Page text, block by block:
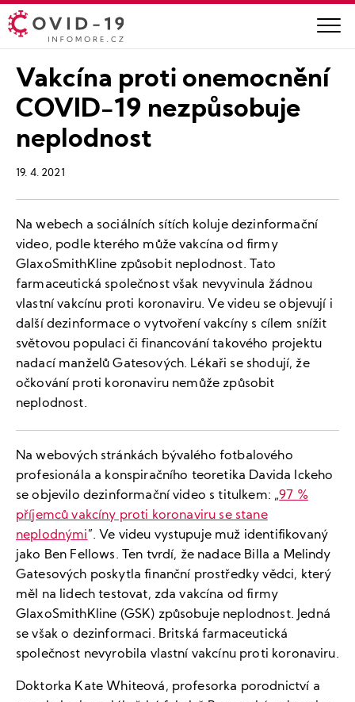
Vakcína proti onemocnění
COVID-19 nezpůsobuje
neplodnost
19. 4. 2021
Na webech a sociálních sítích koluje dezinformační
video, podle kterého může vakcína od firmy
GlaxoSmithKline způsobit neplodnost. Tato
farmaceutická společnost však nevyvinula žádnou
vlastní vakcínu proti koronaviru. Ve videu se objevují i
další dezinformace o vytvoření vakcíny s cílem snížit
světovou populaci či financování takového projektu
nadací manželů Gatesových. Lékaři se shodují, že
očkování proti koronaviru nemůže způsobit
neplodnost.
Na webových stránkách bývalého fotbalového
profesionála a konspiračního teoretika Davida Ickeho
se objevilo dezinformační video s titulkem: „97 %
příjemců vakcíny proti koronaviru se stane
neplodnými”. Ve videu vystupuje muž identifikovaný
jako Ben Fellows. Ten tvrdí, že nadace Billa a Melindy
Gatesových poskytla finanční prostředky vědci, který
měl na lidech testovat, zda vakcína od firmy
GlaxoSmithKline (GSK) způsobuje neplodnost. Jedná
se však o dezinformaci. Britská farmaceutická
společnost nevyrobila vlastní vakcínu proti koronaviru.
Doktorka Kate Whiteová, profesorka porodnictví a